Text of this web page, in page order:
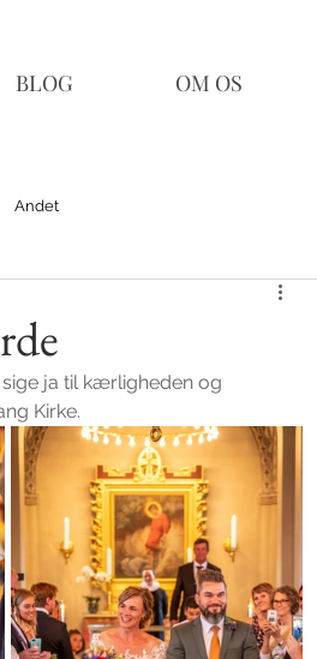
BLOG OM OS
Andet
ja til kærligheden og
Kirke.